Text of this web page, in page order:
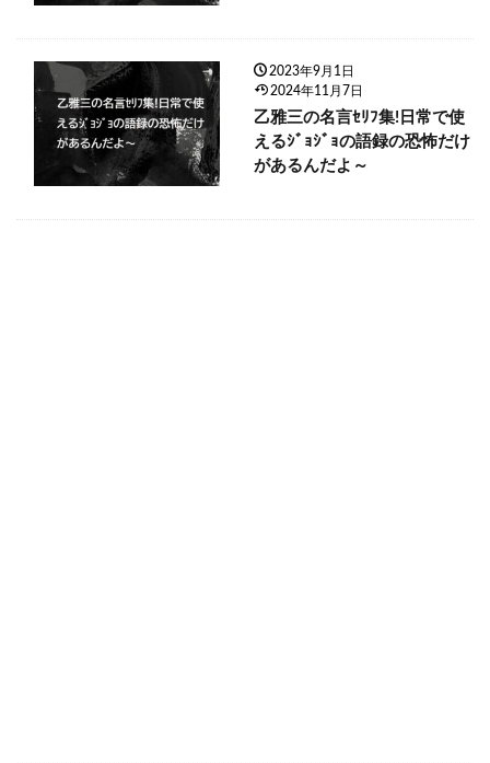
2023年9月1日
2024年11月7日
乙雅三の名言ｾﾘﾌ集!日常で使
えるｼﾞｮｼﾞｮの語録の恐怖だけ
があるんだよ～